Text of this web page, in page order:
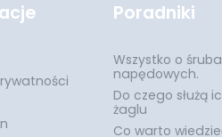
Poradniki
Wszystko o
napędowych.
Do czego służą
żaglu
Co warto